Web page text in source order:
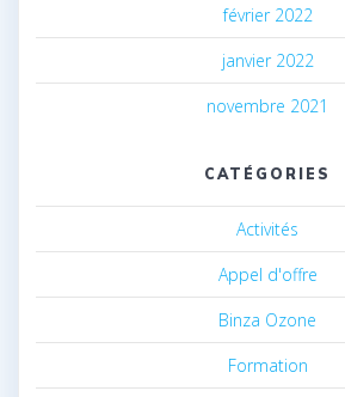
février 2022
janvier 2022
novembre 2021
CATÉGORIES
Activités
Appel d'offre
Binza Ozone
Formation